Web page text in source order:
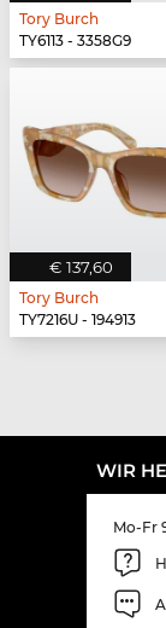
Tory Burch
TY6113 - 3358G9
€ 137,60
Tory Burch
TY7216U - 194913
WIR
Mo-Fr